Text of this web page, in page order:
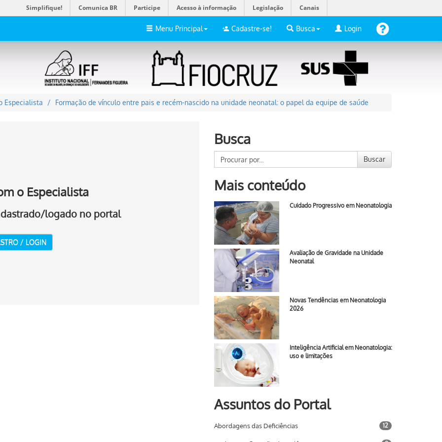
Simplifique! Comunica BR Participe Acesso à informação Legislação Canais
Menu Principal Cadastre-se! Busca Login
Especialista Formação de vínculo entre pais e recém-nascido na unidade neonatal: o papel da equipe de saúde
o Especialista
logado no portal
/ LOGIN
Busca
Buscar
Mais conteúdo
Cuidado Progressivo em Neonatologia
Avaliação de Gravidade na Unidade
Neonatal
Novas Tendências em Neonatologia
2026
Inteligência Artificial em Neonatologia:
uso e limitações
Assuntos do Portal
Abordagens das Deficiências 12